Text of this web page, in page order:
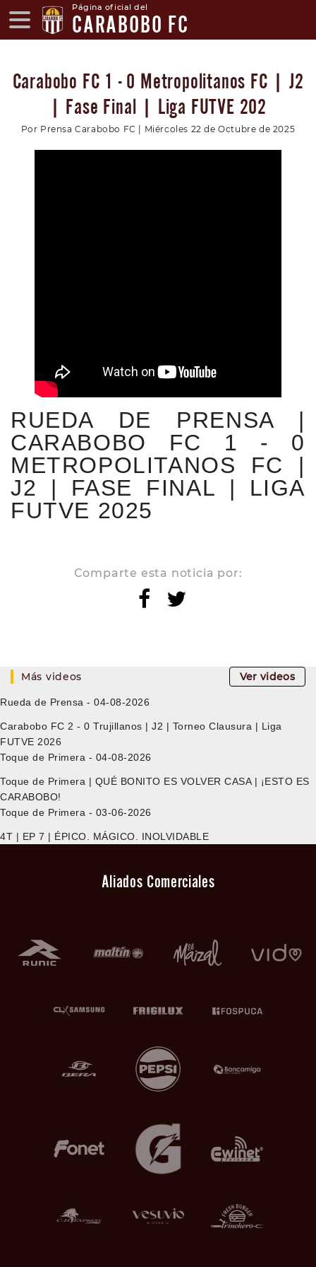
Página oficial del
CARABOBO FC
Carabobo FC 1 - 0 Metropolitanos FC | J2
| Fase Final | Liga FUTVE 202
Por Prensa Carabobo FC | Miércoles 22 de Octubre de 2025
RUEDA DE PRENSA |
CARABOBO FC 1 - 0
METROPOLITANOS FC |
J2 | FASE FINAL | LIGA
FUTVE 2025
Comparte esta noticia por:
Más videos Ver videos
Rueda de Prensa - 04-08-2026
Carabobo FC 2 - 0 Trujillanos | J2 | Torneo Clausura | Liga
FUTVE 2026
Toque de Primera - 04-08-2026
Toque de Primera | QUÉ BONITO ES VOLVER CASA | ¡ESTO ES
CARABOBO!
Toque de Primera - 03-06-2026
4T | EP 7 | ÉPICO. MÁGICO. INOLVIDABLE
Aliados Comerciales